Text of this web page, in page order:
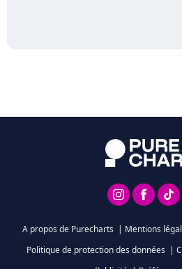
A propos de Purecharts | Mentions
Politique de protection des données |